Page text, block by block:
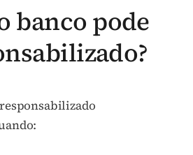
banco pode